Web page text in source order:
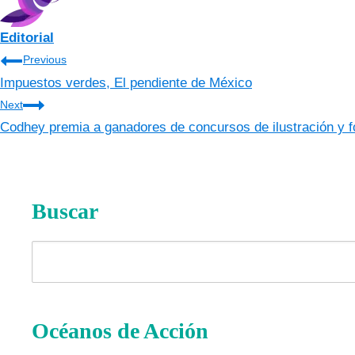
Editorial
Navegación
de
entradas
Previous
Impuestos verdes, El pendiente de México
Next
Codhey premia a ganadores de concursos de ilustración y
Buscar
Océanos de Acción